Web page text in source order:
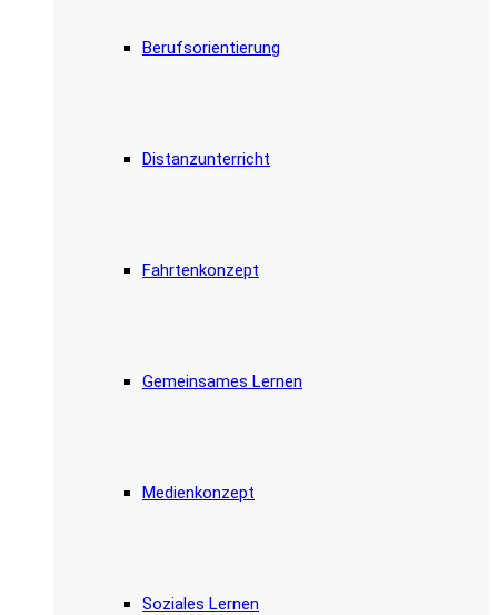
Berufsorientierung
Distanzunterricht
Fahrtenkonzept
Gemeinsames Lernen
Medienkonzept
Soziales Lernen